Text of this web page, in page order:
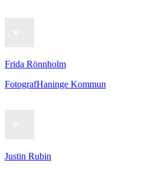
Frida Rönnholm
FotografHaninge Kommun
Justin Rubin